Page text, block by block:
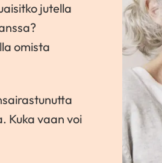
jutella
omista
Kuka vaan voi